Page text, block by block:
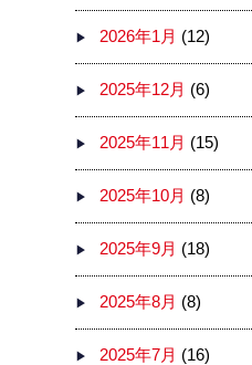
2026年1月 (12)
2025年12月 (6)
2025年11月 (15)
2025年10月 (8)
2025年9月 (18)
2025年8月 (8)
2025年7月 (16)